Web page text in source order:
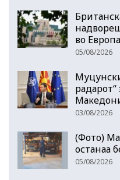
во
05/08/2026
03/08/2026
(Фото)
останаа
05/08/2026